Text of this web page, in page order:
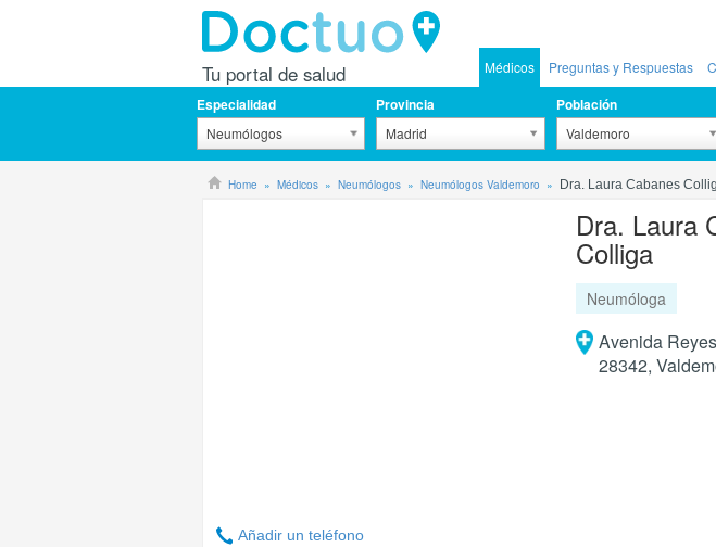
Tu portal de salud Médicos Preguntas y Respuestas
Especialidad
Neumólogos
Provincia
Madrid
Población
Valdemoro
Home Médicos Neumólogos Neumólogos Valdemoro Dra. Laura Cabanes
Añadir un teléfono
Dra. Laura
Colliga
Neumóloga
Avenida
28342,